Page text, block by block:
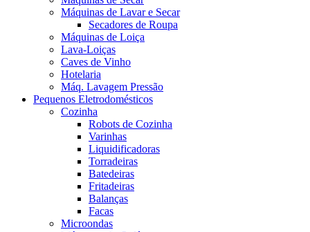
Máquinas de Lavar e Secar
Secadores de Roupa
Máquinas de Loiça
Lava-Loiças
Caves de Vinho
Hotelaria
Máq. Lavagem Pressão
Pequenos Eletrodomésticos
Cozinha
Robots de Cozinha
Varinhas
Liquidificadoras
Torradeiras
Batedeiras
Fritadeiras
Balanças
Facas
Microondas